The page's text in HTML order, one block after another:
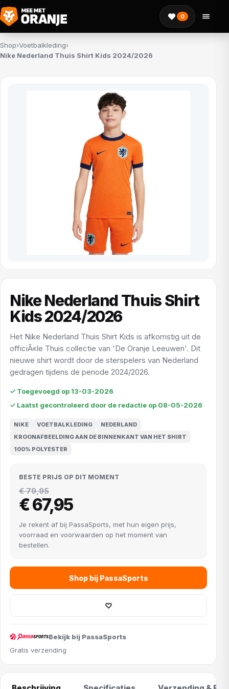
0
Shop›Voetbalkleding›
Nike Nederland Thuis Shirt Kids 2024/2026
Nike Nederland Thuis Shirt
Kids 2024/2026
Het Nike Nederland Thuis Shirt Kids is afkomstig uit de
officiÃ«le Thuis collectie van 'De Oranje Leeuwen'. Dit
nieuwe shirt wordt door de sterspelers van Nederland
gedragen tijdens de periode 2024/2026.
✓ Toegevoegd op 13-03-2026
✓ Laatst gecontroleerd door de redactie op 08-05-2026
NIKE VOETBALKLEDING
NEDERLAND
KROONAFBEELDING AAN DE BINNENKANT VAN HET SHIRT
100% POLYESTER
BESTE PRIJS OP DIT MOMENT
€ 79,95
€ 67,95
Je rekent af bij PassaSports, met hun eigen prijs,
voorraad en voorwaarden op het moment van
bestellen.
Shop bij PassaSports
♡
Bekijk bij PassaSports
Gratis verzending